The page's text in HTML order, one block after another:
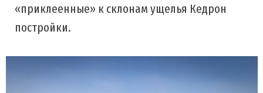
«приклеенные» к склонам ущелья Кедрон
постройки.